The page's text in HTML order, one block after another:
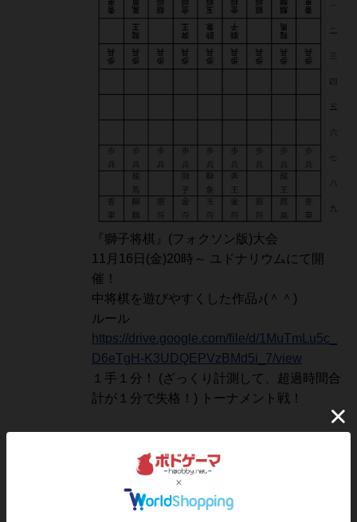
『獅子将棋』(フォクソン版)大会
11月16日(金)20時～ ユドナリウムにて開
催！
中将棋を遊びやすくした作品♪(＾＾)
ルール
https://drive.google.com/file/d/1MuTmLu5c_
D6eTgH-K3UDQEPVzBMd5i_7/view
１手１分！ (ざっくり計測して、超過時間合
計が１分で失格！) トーナメント戦！
あんちっくまでご連絡を♪＼(＾＾)
あんちっく公式サイト
ります♪